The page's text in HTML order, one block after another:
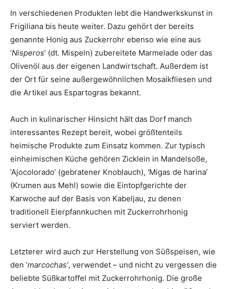
In verschiedenen Produkten lebt die Handwerkskunst in
Frigiliana bis heute weiter. Dazu gehört der bereits
genannte Honig aus Zuckerrohr ebenso wie eine aus
‘Nisperos’ (dt. Mispeln) zubereitete Marmelade oder das
Olivenöl aus der eigenen Landwirtschaft. Außerdem ist
der Ort für seine außergewöhnlichen Mosaikfliesen und
die Artikel aus Espartogras bekannt.
Auch in kulinarischer Hinsicht hält das Dorf manch
interessantes Rezept bereit, wobei größtenteils
heimische Produkte zum Einsatz kommen. Zur typisch
einheimischen Küche gehören Zicklein in Mandelsoße,
‘Ajocolorado’ (gebratener Knoblauch), ‘Migas de harina’
(Krumen aus Mehl) sowie die Eintopfgerichte der
Karwoche auf der Basis von Kabeljau, zu denen
traditionell Eierpfannkuchen mit Zuckerrohrhonig
serviert werden.
Letzterer wird auch zur Herstellung von Süßspeisen, wie
den ‘marcochas’, verwendet – und nicht zu vergessen die
beliebte Süßkartoffel mit Zuckerrohrhonig. Die große